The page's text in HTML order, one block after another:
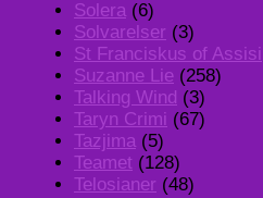
Solera (6)
Solvarelser (3)
St Franciskus of Assisi
Suzanne Lie (258)
Talking Wind (3)
Taryn Crimi (67)
Tazjima (5)
Teamet (128)
Telosianer (48)